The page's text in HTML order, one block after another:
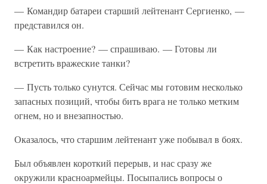
— Командир батареи старший лейтенант Сергиенко, —
представился он.
— Как настроение? — спрашиваю. — Готовы ли
встретить вражеские танки?
— Пусть только сунутся. Сейчас мы готовим несколько
запасных позиций, чтобы бить врага не только метким
огнем, но и внезапностью.
Оказалось, что старшим лейтенант уже побывал в боях.
Был объявлен короткий перерыв, и нас сразу же
окружили красноармейцы. Посыпались вопросы о